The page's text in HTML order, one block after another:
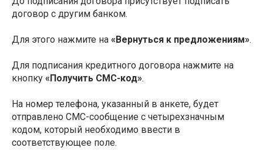
договор с другим банком.
Для этого нажмите на «Вернуться к предложениям».
Для подписания кредитного договора нажмите на
кнопку «Получить СМС-код».
На номер телефона, указанный в анкете, будет
отправлено СМС-сообщение с четырехзначным
кодом, который необходимо ввести в
соответствующее поле.